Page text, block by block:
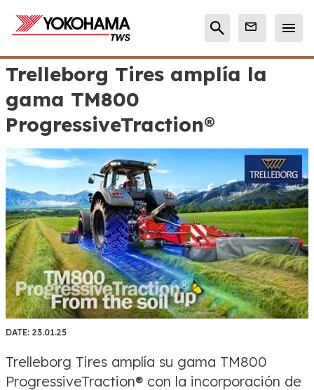
Trelleborg Tires amplía la
gama TM800
ProgressiveTraction®
DATE: 23.01.25
Trelleborg Tires amplía su gama TM800
ProgressiveTraction® con la incorporación de